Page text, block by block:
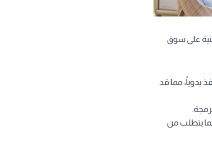
على سوق
يدوياً، مما قد
مما يتطلب من